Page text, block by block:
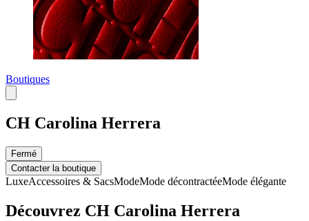
Boutiques
CH Carolina Herrera
Fermé
Contacter la boutique
LuxeAccessoires & SacsModeMode décontractéeMode élégante
Découvrez CH Carolina Herrera